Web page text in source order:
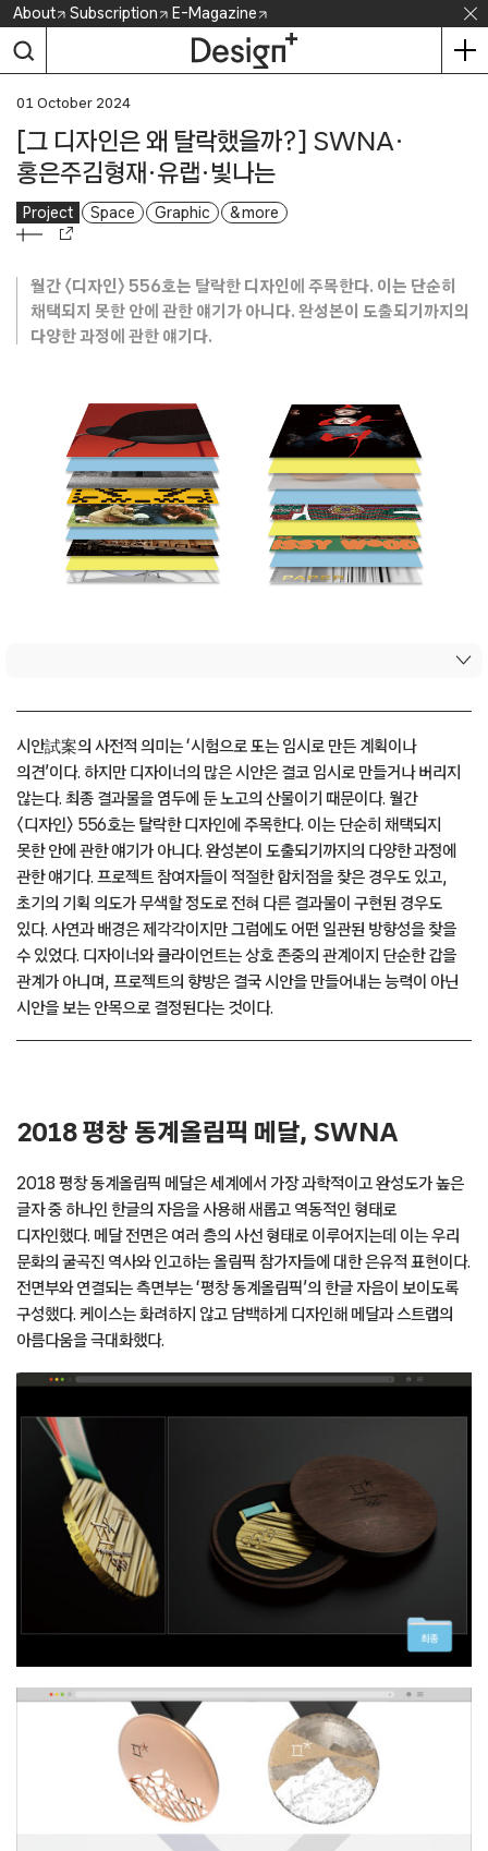
Skip
content
About Subscription E-Magazine
01 October 2024
[그 디자인은 왜 탈락했을까?] SWNA·
홍은주김형재·유랩·빛나는
Project Space Graphic & more
월간 〈디자인〉 556호는 탈락한 디자인에 주목한다. 이는 단순히
채택되지 못한 안에 관한 얘기가 아니다. 완성본이 도출되기까지의
다양한 과정에 관한 얘기다.
시안試案의 사전적 의미는 ‘시험으로 또는 임시로 만든 계획이나
의견’이다. 하지만 디자이너의 많은 시안은 결코 임시로 만들거나 버리지
않는다. 최종 결과물을 염두에 둔 노고의 산물이기 때문이다. 월간
〈디자인〉 556호는 탈락한 디자인에 주목한다. 이는 단순히 채택되지
못한 안에 관한 얘기가 아니다. 완성본이 도출되기까지의 다양한 과정에
관한 얘기다. 프로젝트 참여자들이 적절한 합치점을 찾은 경우도 있고,
초기의 기획 의도가 무색할 정도로 전혀 다른 결과물이 구현된 경우도
있다. 사연과 배경은 제각각이지만 그럼에도 어떤 일관된 방향성을 찾을
수 있었다. 디자이너와 클라이언트는 상호 존중의 관계이지 단순한 갑을
관계가 아니며, 프로젝트의 향방은 결국 시안을 만들어내는 능력이 아닌
시안을 보는 안목으로 결정된다는 것이다.
2018 평창 동계올림픽 메달, SWNA
2018 평창 동계올림픽 메달은 세계에서 가장 과학적이고 완성도가 높은
글자 중 하나인 한글의 자음을 사용해 새롭고 역동적인 형태로
디자인했다. 메달 전면은 여러 층의 사선 형태로 이루어지는데 이는 우리
문화의 굴곡진 역사와 인고하는 올림픽 참가자들에 대한 은유적 표현이다.
전면부와 연결되는 측면부는 ‘평창 동계올림픽’의 한글 자음이 보이도록
구성했다. 케이스는 화려하지 않고 담백하게 디자인해 메달과 스트랩의
아름다움을 극대화했다.